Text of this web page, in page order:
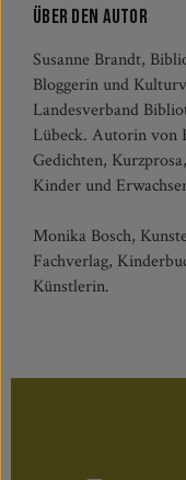
Über den Autor
Susanne Brandt,
Bloggerin und
Landesverband
Lübeck. Autorin von
Gedichten,
Kinder und
Monika Bosch,
Fachverlag,
Künstlerin.